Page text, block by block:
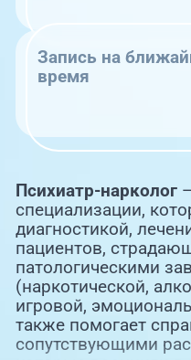
Запись на
время
Психиатр-нарколог—
специализации,
диагностикой,
пациентов,
патологическими
(наркотической,
игровой,
также помогает
сопутствующими